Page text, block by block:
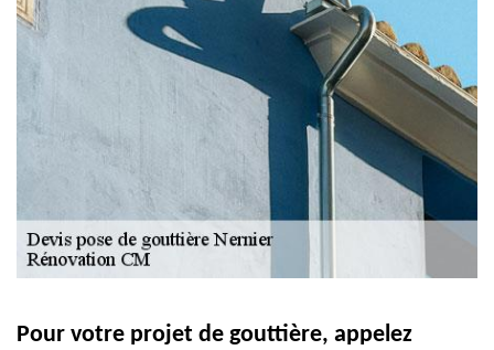
Pour votre projet de gouttière, appelez